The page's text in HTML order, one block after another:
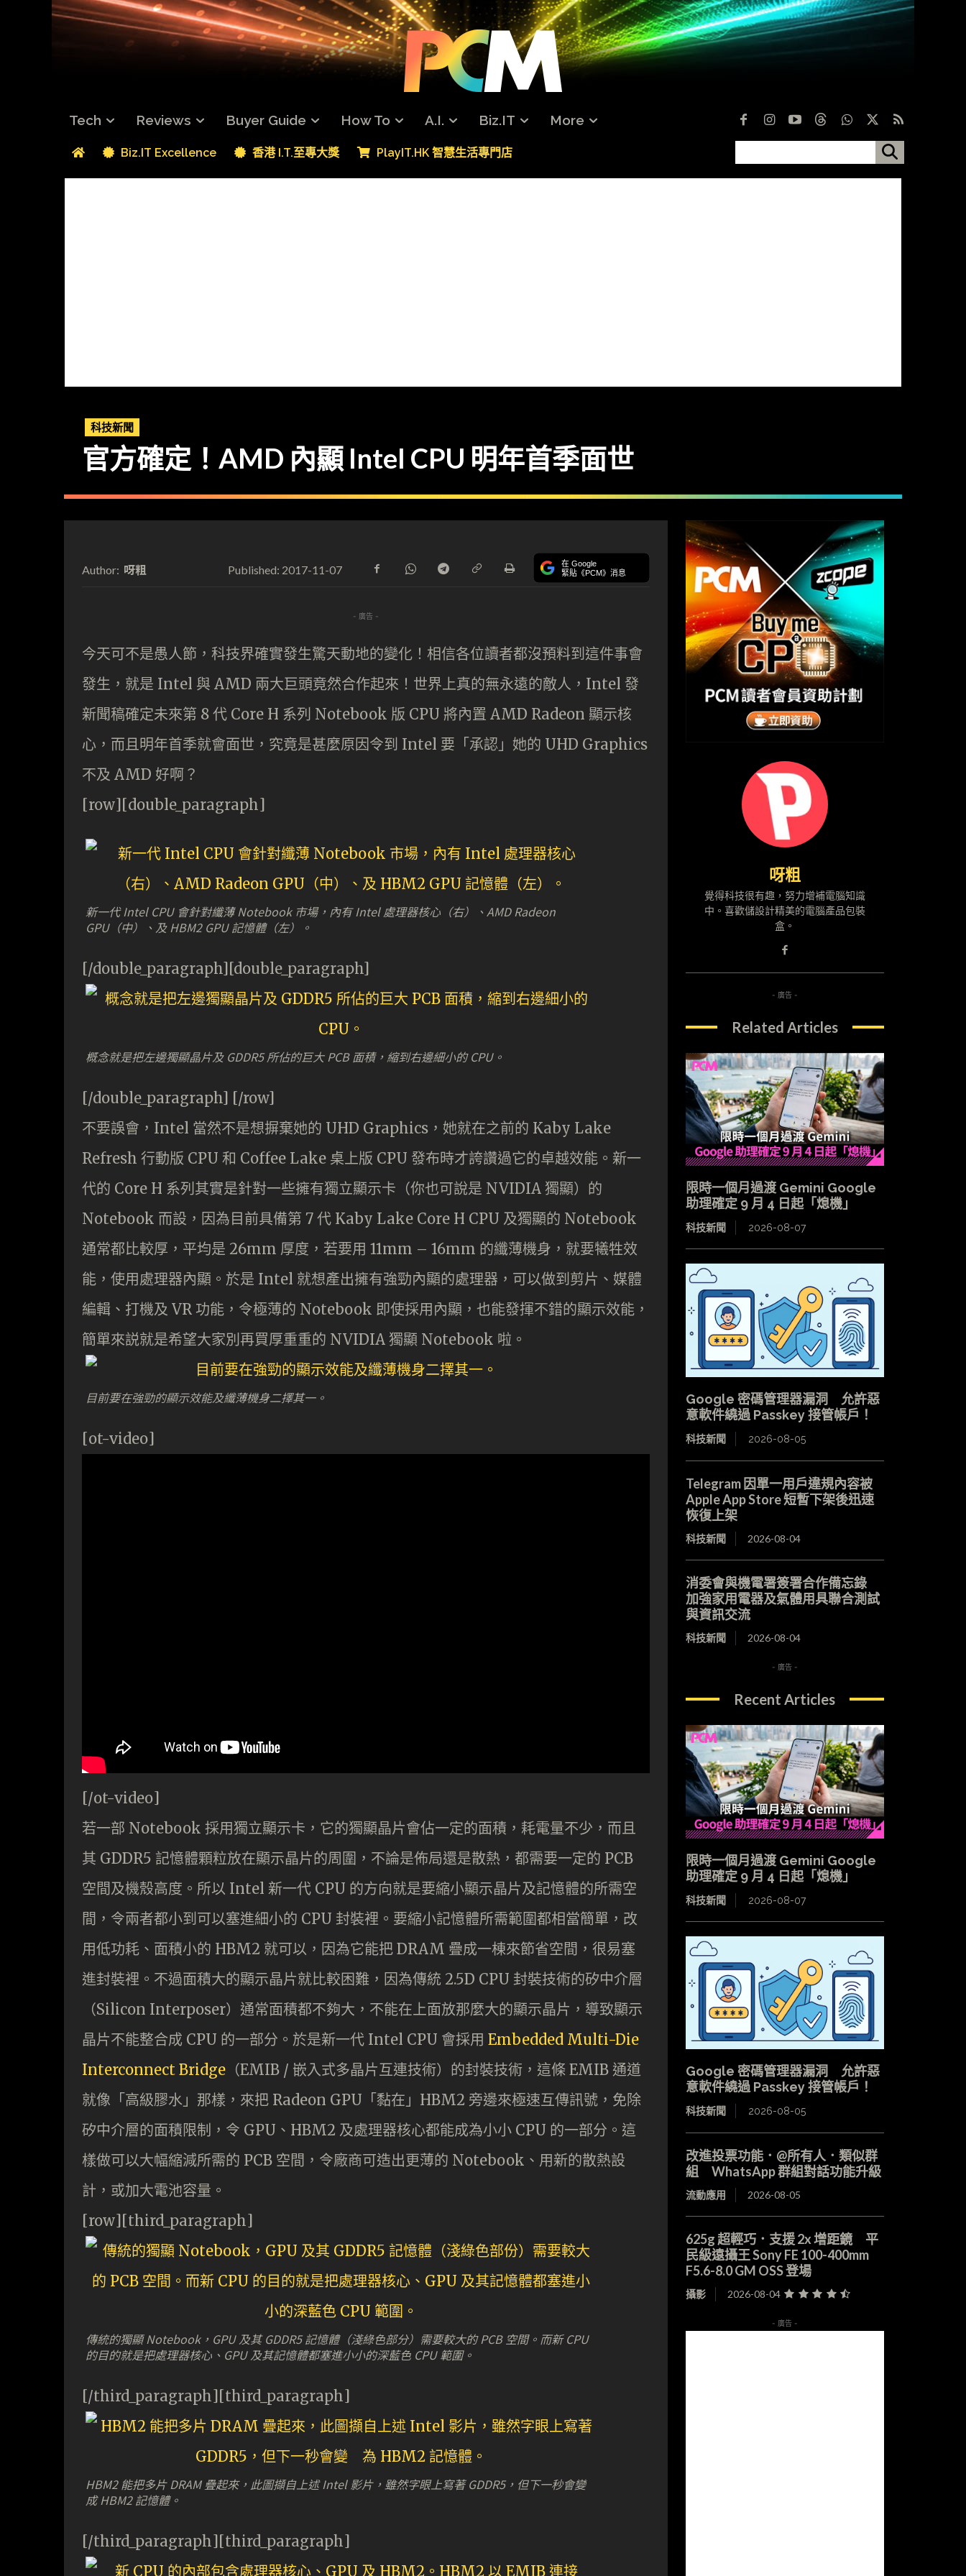
Tech Reviews Buyer Guide How To A.I. Biz.IT More
Biz.IT Excellence 香港 I.T.至專大獎 PlayIT.HK 智慧生活專門店
科技新聞
官方確定！AMD 內顯 Intel CPU 明年首季面世
Author: 呀粗 Published: 2017-11-07 在 Google
緊貼《PCM》消息
- 廣告 -
今天可不是愚人節，科技界確實發生驚天動地的變化！相信各位讀者都沒預料到這件事會
發生，就是 Intel 與 AMD 兩大巨頭竟然合作起來！世界上真的無永遠的敵人，Intel 發
新聞稿確定未來第 8 代 Core H 系列 Notebook 版 CPU 將內置 AMD Radeon 顯示核
心，而且明年首季就會面世，究竟是甚麼原因令到 Intel 要「承認」她的 UHD Graphics
不及 AMD 好啊？
[row][double_paragraph]
新一代 Intel CPU 會針對纖薄 Notebook 市場，內有 Intel 處理器核心（右）、AMD Radeon
GPU（中）、及 HBM2 GPU 記憶體（左）。
[/double_paragraph][double_paragraph]
概念就是把左邊獨顯晶片及 GDDR5 所佔的巨大 PCB 面積，縮到右邊細小的 CPU。
[/double_paragraph] [/row]
不要誤會，Intel 當然不是想摒棄她的 UHD Graphics，她就在之前的 Kaby Lake
Refresh 行動版 CPU 和 Coffee Lake 桌上版 CPU 發布時才誇讚過它的卓越效能。新一
代的 Core H 系列其實是針對一些擁有獨立顯示卡（你也可說是 NVIDIA 獨顯）的
Notebook 而設，因為目前具備第 7 代 Kaby Lake Core H CPU 及獨顯的 Notebook
通常都比較厚，平均是 26mm 厚度，若要用 11mm – 16mm 的纖薄機身，就要犧牲效
能，使用處理器內顯。於是 Intel 就想產出擁有強勁內顯的處理器，可以做到剪片、媒體
編輯、打機及 VR 功能，令極薄的 Notebook 即使採用內顯，也能發揮不錯的顯示效能，
簡單來説就是希望大家別再買厚重重的 NVIDIA 獨顯 Notebook 啦。
目前要在強勁的顯示效能及纖薄機身二擇其一。
[ot-video]
[/ot-video]
若一部 Notebook 採用獨立顯示卡，它的獨顯晶片會佔一定的面積，耗電量不少，而且
其 GDDR5 記憶體顆粒放在顯示晶片的周圍，不論是佈局還是散熱，都需要一定的 PCB
空間及機殼高度。所以 Intel 新一代 CPU 的方向就是要縮小顯示晶片及記憶體的所需空
間，令兩者都小到可以塞進細小的 CPU 封裝裡。要縮小記憶體所需範圍都相當簡單，改
用低功耗、面積小的 HBM2 就可以，因為它能把 DRAM 疊成一棟來節省空間，很易塞
進封裝裡。不過面積大的顯示晶片就比較困難，因為傳統 2.5D CPU 封裝技術的矽中介層
（Silicon Interposer）通常面積都不夠大，不能在上面放那麼大的顯示晶片，導致顯示
晶片不能整合成 CPU 的一部分。於是新一代 Intel CPU 會採用 Embedded Multi-Die
Interconnect Bridge （EMIB / 嵌入式多晶片互連技術）的封裝技術，這條 EMIB 通道
就像「高級膠水」那樣，來把 Radeon GPU「黏在」HBM2 旁邊來極速互傳訊號，免除
矽中介層的面積限制，令 GPU、HBM2 及處理器核心都能成為小小 CPU 的一部分。這
樣做可以大幅縮減所需的 PCB 空間，令廠商可造出更薄的 Notebook、用新的散熱設
計，或加大電池容量。
[row][third_paragraph]
傳統的獨顯 Notebook，GPU 及其 GDDR5 記憶體（淺綠色部分）需要較大的 PCB 空間。而新 CPU
的目的就是把處理器核心、GPU 及其記憶體都塞進小小的深藍色 CPU 範圍。
[/third_paragraph][third_paragraph]
HBM2 能把多片 DRAM 疊起來，此圖擷自上述 Intel 影片，雖然字眼上寫著 GDDR5，但下一秒會變
成 HBM2 記憶體。
[/third_paragraph][third_paragraph]
呀粗
覺得科技很有趣，努力增補電腦知識
中。喜歡儲設計精美的電腦產品包裝
盒。
- 廣告 -
Related Articles
限時一個月過渡 Gemini Google
助理確定 9 月 4 日起「熄機」
科技新聞 2026-08-07
Google 密碼管理器漏洞 允許惡
意軟件繞過 Passkey 接管帳戶！
科技新聞 2026-08-05
Telegram 因單一用戶違規內容被
Apple App Store 短暫下架後迅速
恢復上架
科技新聞 2026-08-04
消委會與機電署簽署合作備忘錄
加強家用電器及氣體用具聯合測試
與資訊交流
科技新聞 2026-08-04
- 廣告 -
Recent Articles
限時一個月過渡 Gemini Google
助理確定 9 月 4 日起「熄機」
科技新聞 2026-08-07
Google 密碼管理器漏洞 允許惡
意軟件繞過 Passkey 接管帳戶！
科技新聞 2026-08-05
改進投票功能．@所有人．類似群
組 WhatsApp 群組對話功能升級
流動應用 2026-08-05
625g 超輕巧．支援 2x 增距鏡 平
民級遠攝王 Sony FE 100-400mm
F5.6-8.0 GM OSS 登場
攝影 2026-08-04
- 廣告 -